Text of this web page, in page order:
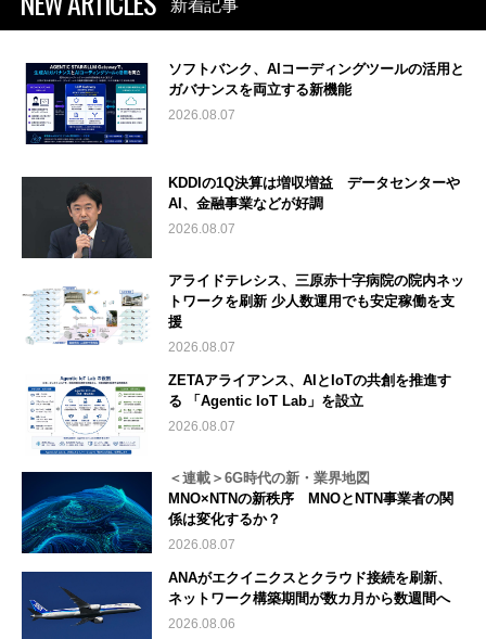
新着記事
ソフトバンク、AIコーディングツールの活用と
ガバナンスを両立する新機能
2026.08.07
KDDIの1Q決算は増収増益 データセンターや
AI、金融事業などが好調
2026.08.07
アライドテレシス、三原赤十字病院の院内ネッ
トワークを刷新 少人数運用でも安定稼働を支
援
2026.08.07
ZETAアライアンス、AIとIoTの共創を推進す
る 「Agentic IoT Lab」を設立
2026.08.07
＜連載＞6G時代の新・業界地図
MNO×NTNの新秩序 MNOとNTN事業者の関
係は変化するか？
2026.08.07
ANAがエクイニクスとクラウド接続を刷新、
ネットワーク構築期間が数カ月から数週間へ
2026.08.06